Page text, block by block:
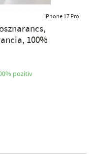
iPhone 17 Pro
100%
pozítiv